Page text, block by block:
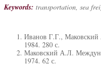
Keywords: transportation, sea
Иванов Г.Г., Маковский
1984. 280 с.
Маковский А.Л.
1974. 62 с.